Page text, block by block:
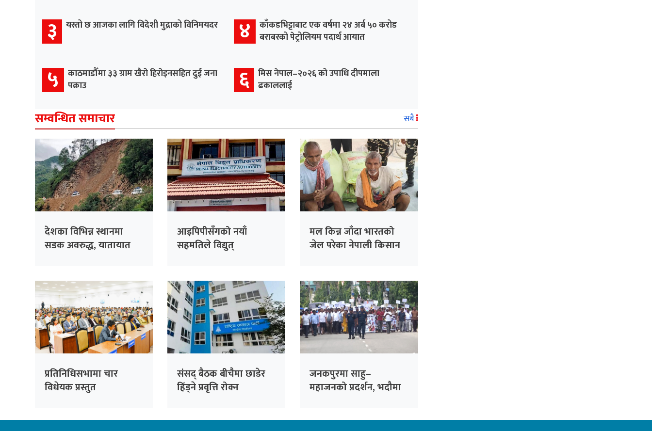
३ यस्तो छ आजका लागि विदेशी मुद्राको विनिमयदर ४ काँकडभिट्टाबाट एक वर्षमा २४ अर्ब ५० करोड
बराबरको पेट्रोलियम पदार्थ आयात
५ काठमाडौँमा ३३ ग्राम खैरो हिरोइनसहित दुई जना
पक्राउ
६ मिस नेपाल–२०२६ को उपाधि दीपमाला
ढकाललाई
सम्वन्धित समाचार सबै
देशका विभिन्न स्थानमा
सडक अवरुद्ध, यातायात
आइपिपीसँगको नयाँ
सहमतिले विद्युत्
जोखिम
मल किन्न जाँदा भारतको
जेल परेका नेपाली किसान
प्रतिनिधिसभामा चार
विधेयक प्रस्तुत
संसद् बैठक बीचैमा छाडेर
हिँड्ने प्रवृत्ति रोक्न
जनकपुरमा साहु–
महाजनको प्रदर्शन, भदौमा